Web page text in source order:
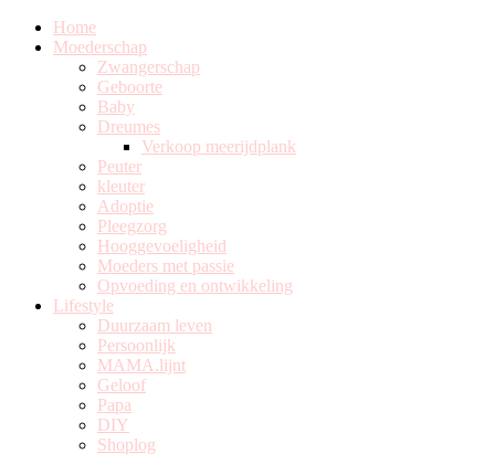
Home
Moederschap
Zwangerschap
Geboorte
Baby
Dreumes
Verkoop meerijdplank
Peuter
kleuter
Adoptie
Pleegzorg
Hooggevoeligheid
Moeders met passie
Opvoeding en ontwikkeling
Lifestyle
Duurzaam leven
Persoonlijk
MAMA.lijnt
Geloof
Papa
DIY
Shoplog